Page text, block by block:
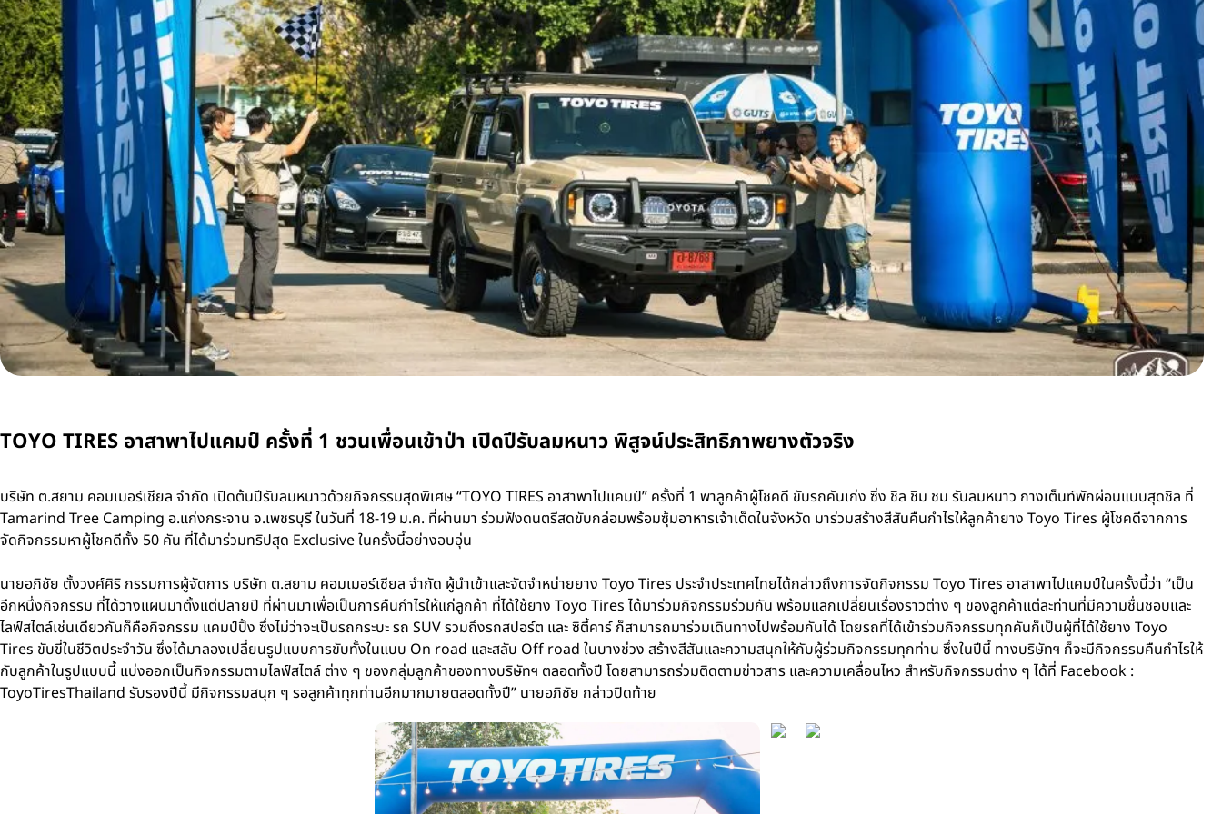
TOYO TIRES อาสาพาไปแคมป์ ครั้งที่ 1 ชวนเพื่อนเข้าป่า เปิดปีรับลมหนาว พิสูจน์ประสิทธิภาพยางตัวจริง
บริษัท ต.สยาม คอมเมอร์เชียล จำกัด เปิดต้นปีรับลมหนาวด้วยกิจกรรมสุดพิเศษ “TOYO TIRES อาสาพาไปแคมป์” ครั้งที่ 1 พาลูกค้าผู้โชคดี ขับรถคันเก่ง ซิ่ง ชิล ชิม ชม รับลมหนาว กางเต็นท์พักผ่อนแบบสุดชิล ที่
Tamarind Tree Camping อ.แก่งกระจาน จ.เพชรบุรี ในวันที่ 18-19 ม.ค. ที่ผ่านมา ร่วมฟังดนตรีสดขับกล่อมพร้อมซุ้มอาหารเจ้าเด็ดในจังหวัด มาร่วมสร้างสีสันคืนกำไรให้ลูกค้ายาง Toyo Tires ผู้โชคดีจากการ
จัดกิจกรรมหาผู้โชคดีทั้ง 50 คัน ที่ได้มาร่วมทริปสุด Exclusive ในครั้งนี้อย่างอบอุ่น
นายอภิชัย ตั้งวงศ์ศิริ กรรมการผู้จัดการ บริษัท ต.สยาม คอมเมอร์เชียล จำกัด ผู้นำเข้าและจัดจำหน่ายยาง Toyo Tires ประจำประเทศไทยได้กล่าวถึงการจัดกิจกรรม Toyo Tires อาสาพาไปแคมป์ในครั้งนี้ว่า “เป็น
อีกหนึ่งกิจกรรม ที่ได้วางแผนมาตั้งแต่ปลายปี ที่ผ่านมาเพื่อเป็นการคืนกำไรให้แก่ลูกค้า ที่ได้ใช้ยาง Toyo Tires ได้มาร่วมกิจกรรมร่วมกัน พร้อมแลกเปลี่ยนเรื่องราวต่าง ๆ ของลูกค้าแต่ละท่านที่มีความชื่นชอบและ
ไลฟ์สไตล์เช่นเดียวกันก็คือกิจกรรม แคมป์ปิ้ง ซึ่งไม่ว่าจะเป็นรถกระบะ รถ SUV รวมถึงรถสปอร์ต และ ซิตี้คาร์ ก็สามารถมาร่วมเดินทางไปพร้อมกันได้ โดยรถที่ได้เข้าร่วมกิจกรรมทุกคันก็เป็นผู้ที่ได้ใช้ยาง Toyo
Tires ขับขี่ในชีวิตประจำวัน ซึ่งได้มาลองเปลี่ยนรูปแบบการขับทั้งในแบบ On road และสลับ Off road ในบางช่วง สร้างสีสันและความสนุกให้กับผู้ร่วมกิจกรรมทุกท่าน ซึ่งในปีนี้ ทางบริษัทฯ ก็จะมีกิจกรรมคืนกำไรให้
กับลูกค้าในรูปแบบนี้ แบ่งออกเป็นกิจกรรมตามไลฟ์สไตล์ ต่าง ๆ ของกลุ่มลูกค้าของทางบริษัทฯ ตลอดทั้งปี โดยสามารถร่วมติดตามข่าวสาร และความเคลื่อนไหว สำหรับกิจกรรมต่าง ๆ ได้ที่ Facebook :
ToyoTiresThailand รับรองปีนี้ มีกิจกรรมสนุก ๆ รอลูกค้าทุกท่านอีกมากมายตลอดทั้งปี” นายอภิชัย กล่าวปิดท้าย